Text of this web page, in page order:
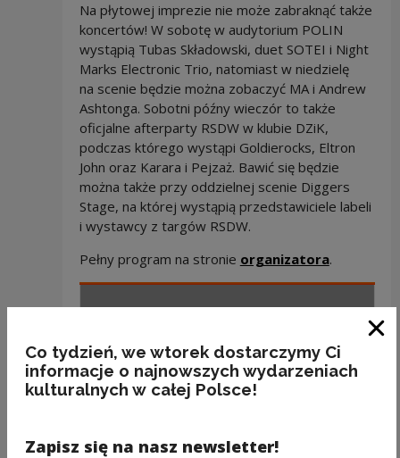
Na płytowej imprezie nie może zabraknąć także
koncertów! W sobotę w audytorium POLIN
wystąpią Tubas Składowski, duet SOTEI i Night
Marks Electronic Trio, natomiast w niedzielę
na scenie będzie można zobaczyć MA i Andrew
Ashtonga. Sobotni późny wieczór to także
oficjalne afterparty RSDW w klubie DZiK,
podczas którego wystąpi Goldierocks, Eltron
John oraz Karara i Pejzaż. Bawić się będzie
można także przy oddzielnej scenie Diggers
Stage, na której wystąpią przedstawiciele labeli
i wystawcy z targów RSDW.
Pełny program na stronie organizatora.
Co tydzień, we wtorek dostarczymy Ci
informacje o najnowszych wydarzeniach
kulturalnych w całej Polsce!
Zapisz się na nasz newsletter!